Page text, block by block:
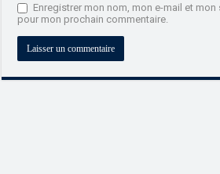
Enregistrer mon nom, mon e-mail et
pour mon prochain commentaire.